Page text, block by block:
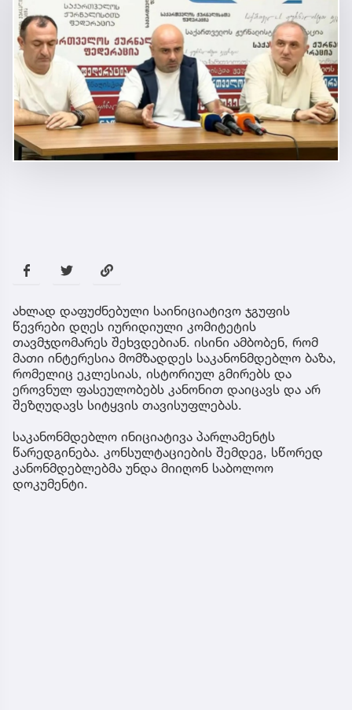
ახლად დაფუძნებული საინიციატივო ჯგუფის
წევრები დღეს იურიდიული კომიტეტის
თავმჯდომარეს შეხვდებიან. ისინი ამბობენ, რომ
მათი ინტერესია მომზადდეს საკანონმდებლო ბაზა,
რომელიც ეკლესიას, ისტორიულ გმირებს და
ეროვნულ ფასეულობებს კანონით დაიცავს და არ
შეზღუდავს სიტყვის თავისუფლებას.
საკანონმდებლო ინიციატივა პარლამენტს
წარედგინება. კონსულტაციების შემდეგ, სწორედ
კანონმდებლებმა უნდა მიიღონ საბოლოო
დოკუმენტი.